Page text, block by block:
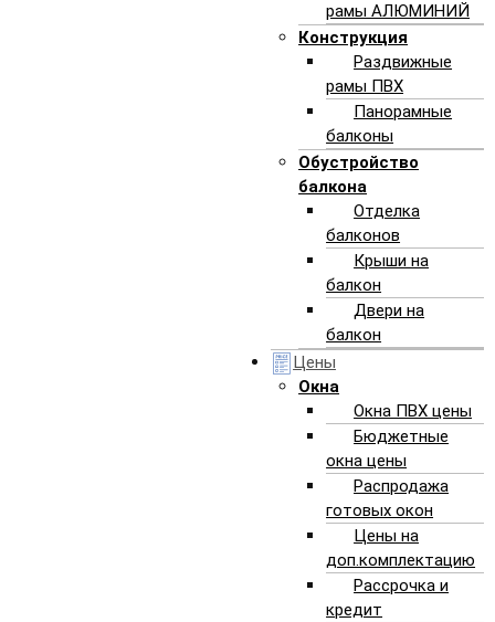
рамы АЛЮМИНИЙ
Конструкция
Раздвижные
рамы ПВХ
Панорамные
балконы
Обустройство
балкона
Отделка
балконов
Крыши на
балкон
Двери на
балкон
Цены
Окна
Окна ПВХ цены
Бюджетные
окна цены
Распродажа
готовых окон
Цены на
доп.комплектацию
Рассрочка и
кредит
ПЛАСТИКОВЫЕ ОКНА
- ВАШ ВЫБОР
МЫ РЕАЛЬНАЯ КОМПАНИЯ!
chevron_right